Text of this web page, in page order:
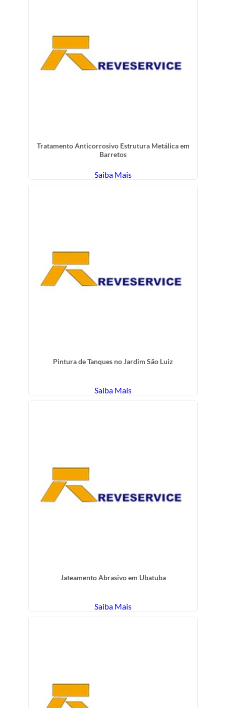
Tratamento Anticorrosivo Estrutura Metálica em
Barretos
Saiba Mais
Pintura de Tanques no Jardim São Luiz
Saiba Mais
Jateamento Abrasivo em Ubatuba
Saiba Mais